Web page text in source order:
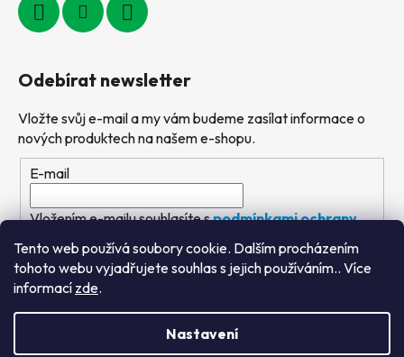
Tento web používá soubory cookie. Dalším procházením
tohoto webu vyjadřujete souhlas s jejich používáním.. Více
informací zde.
Nastavení
Odebírat newsletter
Vložte svůj e-mail a my vám budeme zasílat informace o
nových produktech na našem e-shopu.
E-mail
Vložením e-mailu souhlasíte spodmínkami ochrany
osobních údajů
PŘIHLÁSIT SE